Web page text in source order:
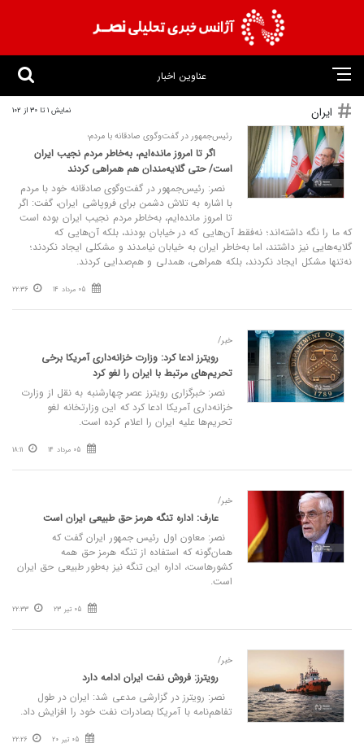
عناوین اخبار
ایران نمایش 1 تا 30 از 102
رئیس‌جمهور در گفت‌وگوی صادقانه با مردم؛
اگر تا امروز مانده‌ایم، به‌خاطر مردم نجیب ایران
است/ حتی گلایه‌مندان هم همراهی کردند
نصر: رئیس‌جمهور در گفت‌وگوی صادقانه خود با مردم
با اشاره به تلاش دشمن برای فروپاشی ایران، گفت: اگر
تا امروز مانده‌ایم، به‌خاطر مردم نجیب ایران بوده است
که ما را نگه داشته‌اند؛ نه‌فقط آن‌هایی که در خیابان بودند، بلکه آن‌هایی که
گلایه‌هایی نیز داشتند، اما به‌خاطر ایران به خیابان نیامدند و مشکلی ایجاد نکردند؛
نه‌تنها مشکل ایجاد نکردند، بلکه همراهی، همدلی و هم‌صدایی کردند.
05 مرداد 14 22:36
خبر/
رویترز ادعا کرد: وزارت خزانه‌داری آمریکا برخی
تحریم‌های مرتبط با ایران را لغو کرد
نصر: خبرگزاری رویترز عصر چهارشنبه به نقل از وزارت
خزانه‌داری آمریکا ادعا کرد که این وزارتخانه لغو
تحریم‌ها علیه ایران را اعلام کرده است.
05 مرداد 14 18:11
خبر/
عارف: اداره تنگه هرمز حق طبیعی ایران است
نصر: معاون اول رئیس جمهور ایران گفت که
همان‌گونه که استفاده از تنگه هرمز حق همه
کشورهاست، اداره این تنگه نیز به‌طور طبیعی حق ایران
است.
05 تیر 23 22:33
خبر/
رویترز: فروش نفت ایران ادامه دارد
نصر: رویترز در گزارشی مدعی شد: ایران در طول
تفاهم‌نامه با آمریکا بصادرات نفت خود را افزایش داد.
05 تیر 20 22:26